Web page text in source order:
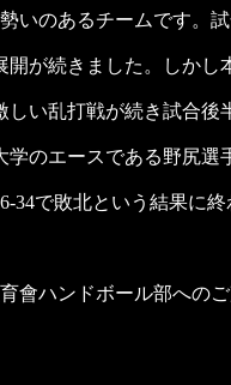
いのあるチームです。
が続きました。しかし
い乱打戦が続き試合後
のエースである野尻選
34で敗北という結果に終
會ハンドボール部への